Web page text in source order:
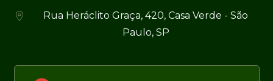
Rua Heráclito Graça, 420, Casa Verde - São
Paulo, SP